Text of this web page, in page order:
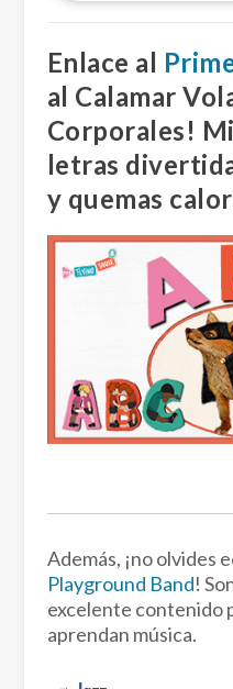
Enlace al
al Calamar
Corporales!
letras
y quemas
Además, ¡no olvides
Playground Band!
excelente contenido
aprendan música.